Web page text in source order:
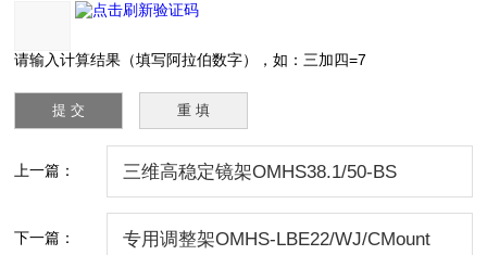
请输入计算结果（填写阿拉伯数字），如：三加四=7
上一篇： 三维高稳定镜架OMHS38.1/50-BS
下一篇： 专用调整架OMHS-LBE22/WJ/CMount